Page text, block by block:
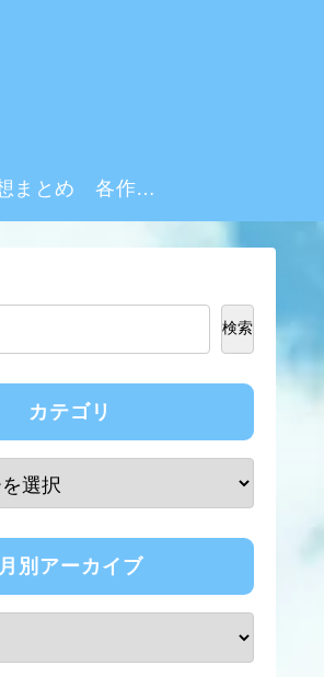
感想まとめ 各作品・シーズンリンク集
検索
カテゴリ
月別アーカイブ